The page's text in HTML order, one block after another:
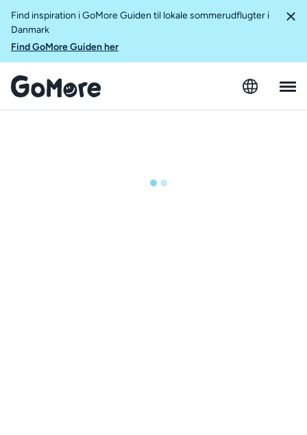
Find inspiration i GoMore Guiden til lokale sommerudflugter i
Danmark
Find GoMore Guiden her